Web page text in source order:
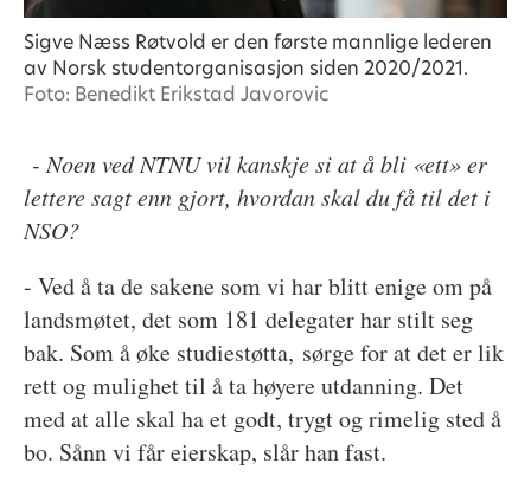
Sigve Næss Røtvold er den første mannlige lederen
av Norsk studentorganisasjon siden 2020/2021.
Foto: Benedikt Erikstad Javorovic
- Noen ved NTNU vil kanskje si at å bli «ett» er
lettere sagt enn gjort, hvordan skal du få til det i
NSO?
- Ved å ta de sakene som vi har blitt enige om på
landsmøtet, det som 181 delegater har stilt seg
bak. Som å øke studiestøtta, sørge for at det er lik
rett og mulighet til å ta høyere utdanning. Det
med at alle skal ha et godt, trygt og rimelig sted å
bo. Sånn vi får eierskap, slår han fast.